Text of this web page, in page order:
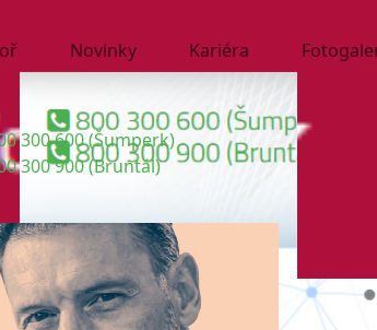
Novinky Kariéra
300 600 (Šumperk)
300 900 (Bruntál)